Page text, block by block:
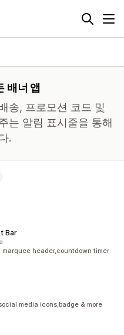
배너 앱
송, 프로모션 코드 및
는 알림 표시줄을 통해
.
Bar
marquee header,countdown timer
media icons,badge & more